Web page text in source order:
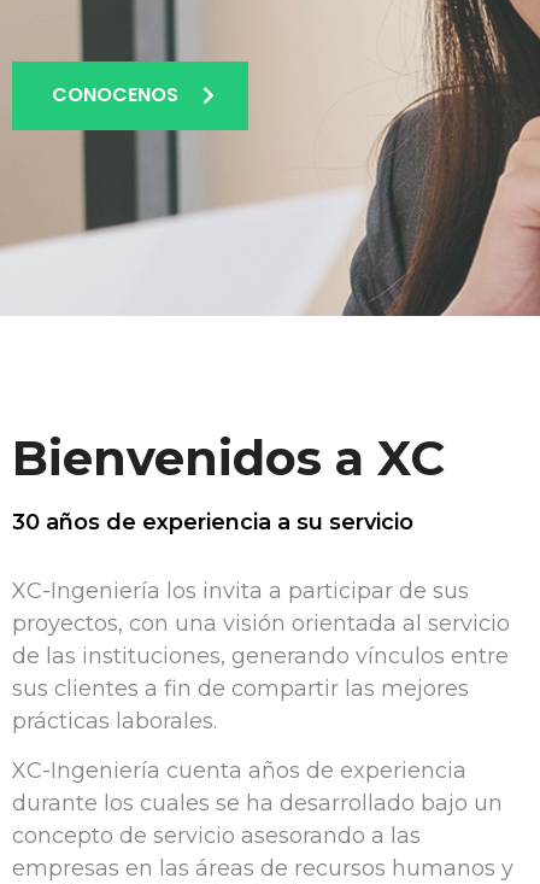
CONOCENOS
Bienvenidos a XC
30 años de experiencia a su servicio
XC-Ingeniería los invita a participar de sus
proyectos, con una visión orientada al servicio
de las instituciones, generando vínculos entre
sus clientes a fin de compartir las mejores
prácticas laborales.
XC-Ingeniería cuenta años de experiencia
durante los cuales se ha desarrollado bajo un
concepto de servicio asesorando a las
empresas en las áreas de recursos humanos y